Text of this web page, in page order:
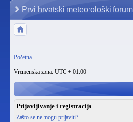
Prvi hrvatski meteorološki forum
Početna
Vremenska zona: UTC + 01:00
Prijavljivanje i registracija
Zašto se ne mogu prijaviti?